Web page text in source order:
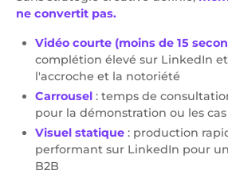
ne convertit pas.
Vidéo courte (moins de 15
complétion élevé sur LinkedIn
l'accroche et la notoriété
Carrousel : temps de
pour la démonstration ou les
Visuel statique : production
performant sur LinkedIn pour
B2B